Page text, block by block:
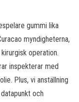
gummi lika
myndigheterna,
operation.
inspekterar med
Plus, vi anställning
och